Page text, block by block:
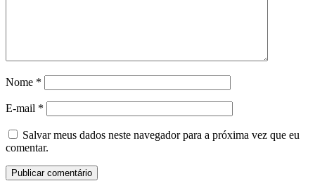
Nome *
E-mail *
Salvar meus dados neste navegador para a próxima vez que eu
comentar.